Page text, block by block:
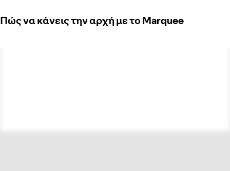
Πώς να κάνεις την αρχή με το Marquee